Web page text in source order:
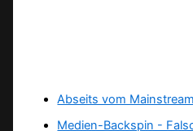
Abseits vom
Medien-Backspin -